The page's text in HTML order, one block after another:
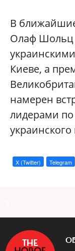
В
Олаф Шольц
Киеве, а
намерен
лидерами по
X (Twitter) Telegram